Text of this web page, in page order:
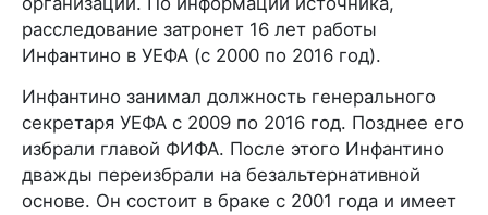
расследование затронет 16 лет работы
Инфантино в УЕФА (с 2000 по 2016 год).
Инфантино занимал должность генерального
секретаря УЕФА с 2009 по 2016 год. Позднее его
избрали главой ФИФА. После этого Инфантино
дважды переизбрали на безальтернативной
основе. Он состоит в браке с 2001 года и имеет